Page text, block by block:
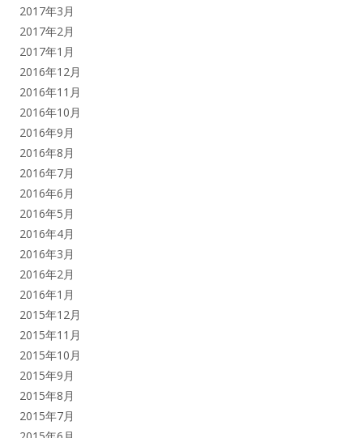
2017年3月
2017年2月
2017年1月
2016年12月
2016年11月
2016年10月
2016年9月
2016年8月
2016年7月
2016年6月
2016年5月
2016年4月
2016年3月
2016年2月
2016年1月
2015年12月
2015年11月
2015年10月
2015年9月
2015年8月
2015年7月